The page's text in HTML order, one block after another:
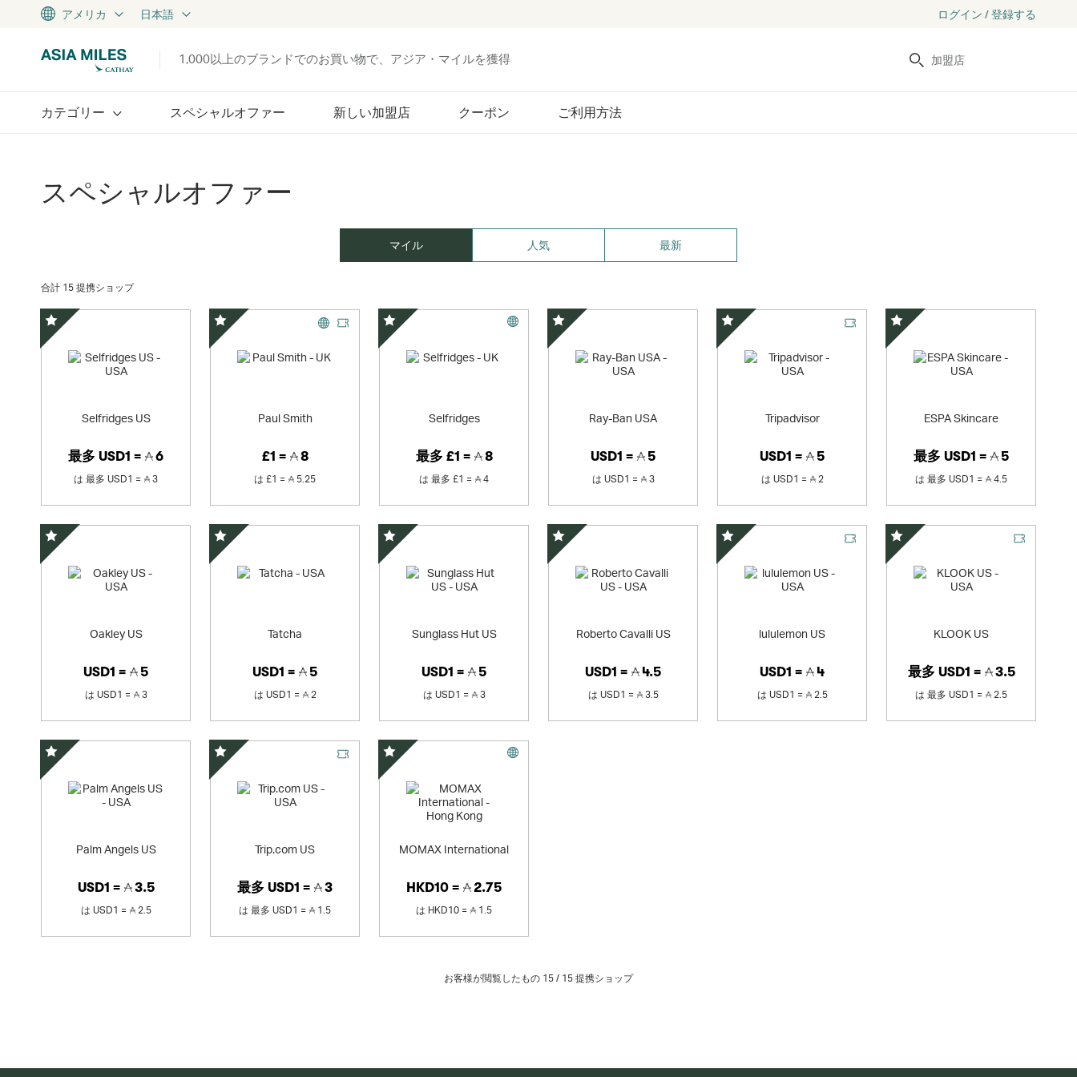
アメリカ 日本語 ログイン / 登録する
1,000以上のブランドでのお買い物で、アジア・マイルを獲得 検索
カテゴリー スペシャルオファー 新しい加盟店 クーポン ご利用方法
スペシャルオファー
マイル 人気 最新
合計 15 提携ショップ
Selfridges US
最多 USD1 = 6
は 最多 USD1 = 3
スペシャルオファー
Paul Smith
£1 = 8
は £1 = 5.25
スペシャルオファー
Selfridges
最多 £1 = 8
は 最多 £1 = 4
スペシャルオファー
Ray-Ban USA
USD1 = 5
は USD1 = 3
スペシャルオファー
Tripadvisor
USD1 = 5
は USD1 = 2
スペシャルオファー
ESPA Skincare
最多 USD1 = 5
は 最多 USD1 = 4.5
スペシャルオファー
Oakley US
USD1 = 5
は USD1 = 3
スペシャルオファー
Tatcha
USD1 = 5
は USD1 = 2
スペシャルオファー
Sunglass Hut US
USD1 = 5
は USD1 = 3
スペシャルオファー
Roberto Cavalli US
USD1 = 4.5
は USD1 = 3.5
スペシャルオファー
lululemon US
USD1 = 4
は USD1 = 2.5
スペシャルオファー
KLOOK US
最多 USD1 = 3.5
は 最多 USD1 = 2.5
スペシャルオファー
Palm Angels US
USD1 = 3.5
は USD1 = 2.5
スペシャルオファー
Trip.com US
最多 USD1 = 3
は 最多 USD1 = 1.5
スペシャルオファー
MOMAX International
HKD10 = 2.75
は HKD10 = 1.5
スペシャルオファー
お客様が閲覧したもの 15 / 15 提携ショップ